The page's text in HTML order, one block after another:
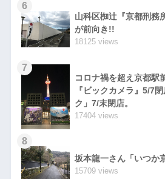
6
山科区椥辻『京都刑務
が前向き!!
18125 views
7
コロナ禍を超え京都駅
『ビックカメラ』5/7
ク」7/末閉店。
17404 views
8
坂本龍一さん「いつか
15709 views